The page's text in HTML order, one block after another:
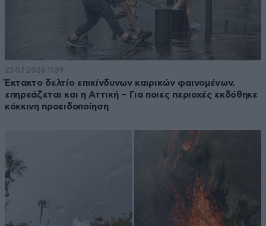
23·07·2026 11:39
Έκτακτο δελτίο επικίνδυνων καιρικών φαινομένων,
επηρεάζεται και η Αττική – Για ποιες περιοχές εκδόθηκε
κόκκινη προειδοποίηση